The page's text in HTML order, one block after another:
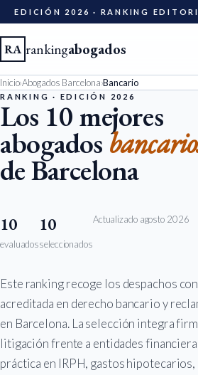
EDICIÓN 2026 · RANKING
RA rankingabogados
Ciudades
Especialidades
Diccionario
Metodología
Ser evaluado
Inicio›Abogados Barcelona›Bancario
RANKING · EDICIÓN 2026
Los 10 mejores
abogados
de Barcelona
10
evaluados
10
seleccionados
Actualizado agosto 2026
Este ranking recoge los despachos
acreditada en derecho bancario y
en Barcelona. La selección integra
litigación frente a entidades
práctica en IRPH, gastos hipotecarios,